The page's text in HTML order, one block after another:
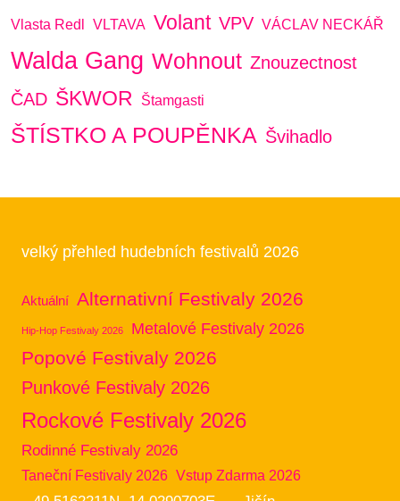
Vlasta Redl VLTAVA Volant VPV VÁCLAV NECKÁŘ
Walda Gang Wohnout Znouzectnost
ČAD ŠKWOR Štamgasti
ŠTÍSTKO A POUPĚNKA Švihadlo
velký přehled hudebních festivalů 2026
Aktuální Alternativní Festivaly 2026
Hip-Hop Festivaly 2026 Metalové Festivaly 2026
Popové Festivaly 2026
Punkové Festivaly 2026
Rockové Festivaly 2026
Rodinné Festivaly 2026
Taneční Festivaly 2026 Vstup Zdarma 2026